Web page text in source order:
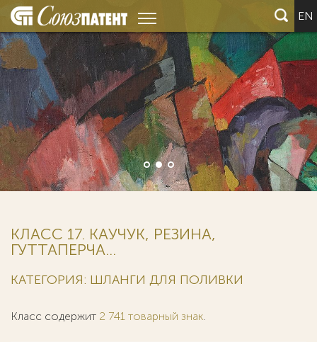
EN
КЛАСС 17. КАУЧУК, РЕЗИНА,
ГУТТАПЕРЧА...
КАТЕГОРИЯ: ШЛАНГИ ДЛЯ ПОЛИВКИ
Класс содержит 2 741 товарный знак.